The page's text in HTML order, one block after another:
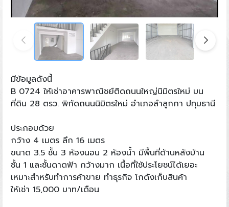
มีข้อมูลดังนี้
B 0724 ให้เช่าอาคารพาณิชย์ติดถนนใหญ่นิมิตรใหม่ บน
ที่ดิน 28 ตรว. พิกัดถนนนิมิตรใหม่ อำเภอลำลูกกา ปทุมธานี
ประกอบด้วย
กว้าง 4 เมตร ลึก 16 เมตร
ขนาด 3.5 ชั้น 3 ห้องนอน 2 ห้องน้ำ มีพื้นที่ด้านหลังบ้าน
ชั้น 1 และชั้นดาดฟ้า กว้างมาก เนื้อที่ใช้ประโยชน์ได้เยอะ
เหมาะสำหรับทำการค้าขาย ทำธุรกิจ โกดังเก็บสินค้า
ให้เช่า 15,000 บาท/เดือน